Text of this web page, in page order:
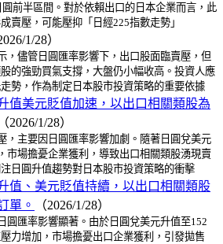
前半區間。對於依賴出口的日本企業而言，此
賣壓，可能壓抑「日經225指數走勢」
1/28）
，儘管日圓匯率影響下，出口股面臨賣壓，但
的強勁買氣支撐，大盤仍小幅收高。投資人應
勢，作為制定日本股市投資策略的重要依據
值美元貶值加速，以出口相關類股為
（2026/1/28）
，主要因日圓匯率影響加劇。隨著日圓兌美元
市場擔憂企業獲利，導致出口相關類股湧現賣
日圓升值趨勢對日本股市投資策略的衝擊
值、美元貶值持續，以出口相關類股
單。
（2026/1/28）
圓匯率影響顯著。由於日圓兌美元升值至152
力增加，市場擔憂出口企業獲利，引發拋售